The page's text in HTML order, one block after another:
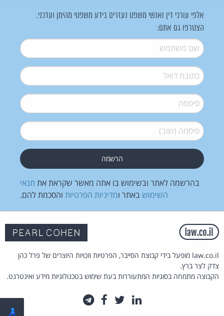
אלפי עורכי דין ואנשי משפט נעזרים בידע משפטי מהימן ועדכני.
הצטרפו גם אתם:
שם משתמש*
דואל*
סיסמה*
סיסמה (שוב)*
בהרשמה לאתר ובשימוש בו אתה מאשר שקראת את תנאי
השימוש באתר ומדיניות הפרטיות והסכמת להם.
law.co.il מופעל בידי קבוצת הסייבר, הפרטיות וזכויות היוצרים של פרל כהן
צדק לצר ברץ.
הקבוצה מתמחה בסוגיות המתעוררות בעת שימוש בטכנולוגיות מידע ואינטרנט.
לינקדאין
טוויטרפייסבוק